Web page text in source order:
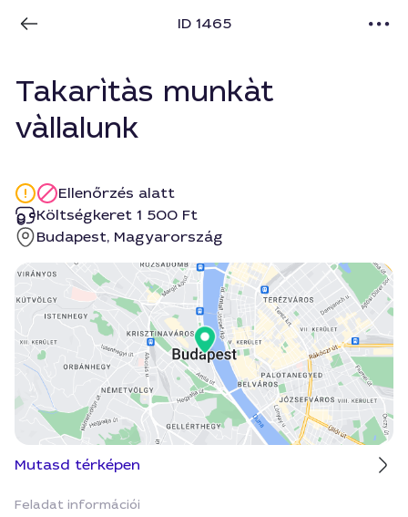
ID 1465
Takarìtàs munkàt
vàllalunk
Ellenőrzés alatt
Költségkeret 1 500 Ft
Budapest, Magyarország
Mutasd térképen
Feladat információi